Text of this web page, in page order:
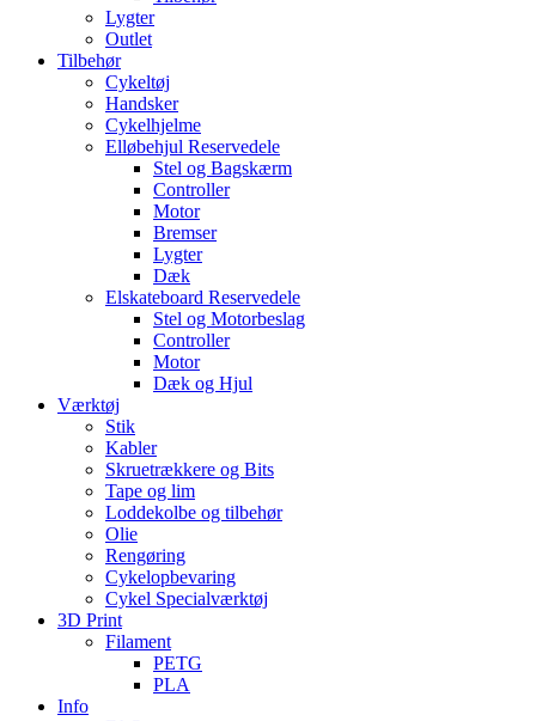
Lygter
Outlet
Tilbehør
Cykeltøj
Handsker
Cykelhjelme
Elløbehjul Reservedele
Stel og Bagskærm
Controller
Motor
Bremser
Lygter
Dæk
Elskateboard Reservedele
Stel og Motorbeslag
Controller
Motor
Dæk og Hjul
Værktøj
Stik
Kabler
Skruetrækkere og Bits
Tape og lim
Loddekolbe og tilbehør
Olie
Rengøring
Cykelopbevaring
Cykel Specialværktøj
3D Print
Filament
PETG
PLA
Info